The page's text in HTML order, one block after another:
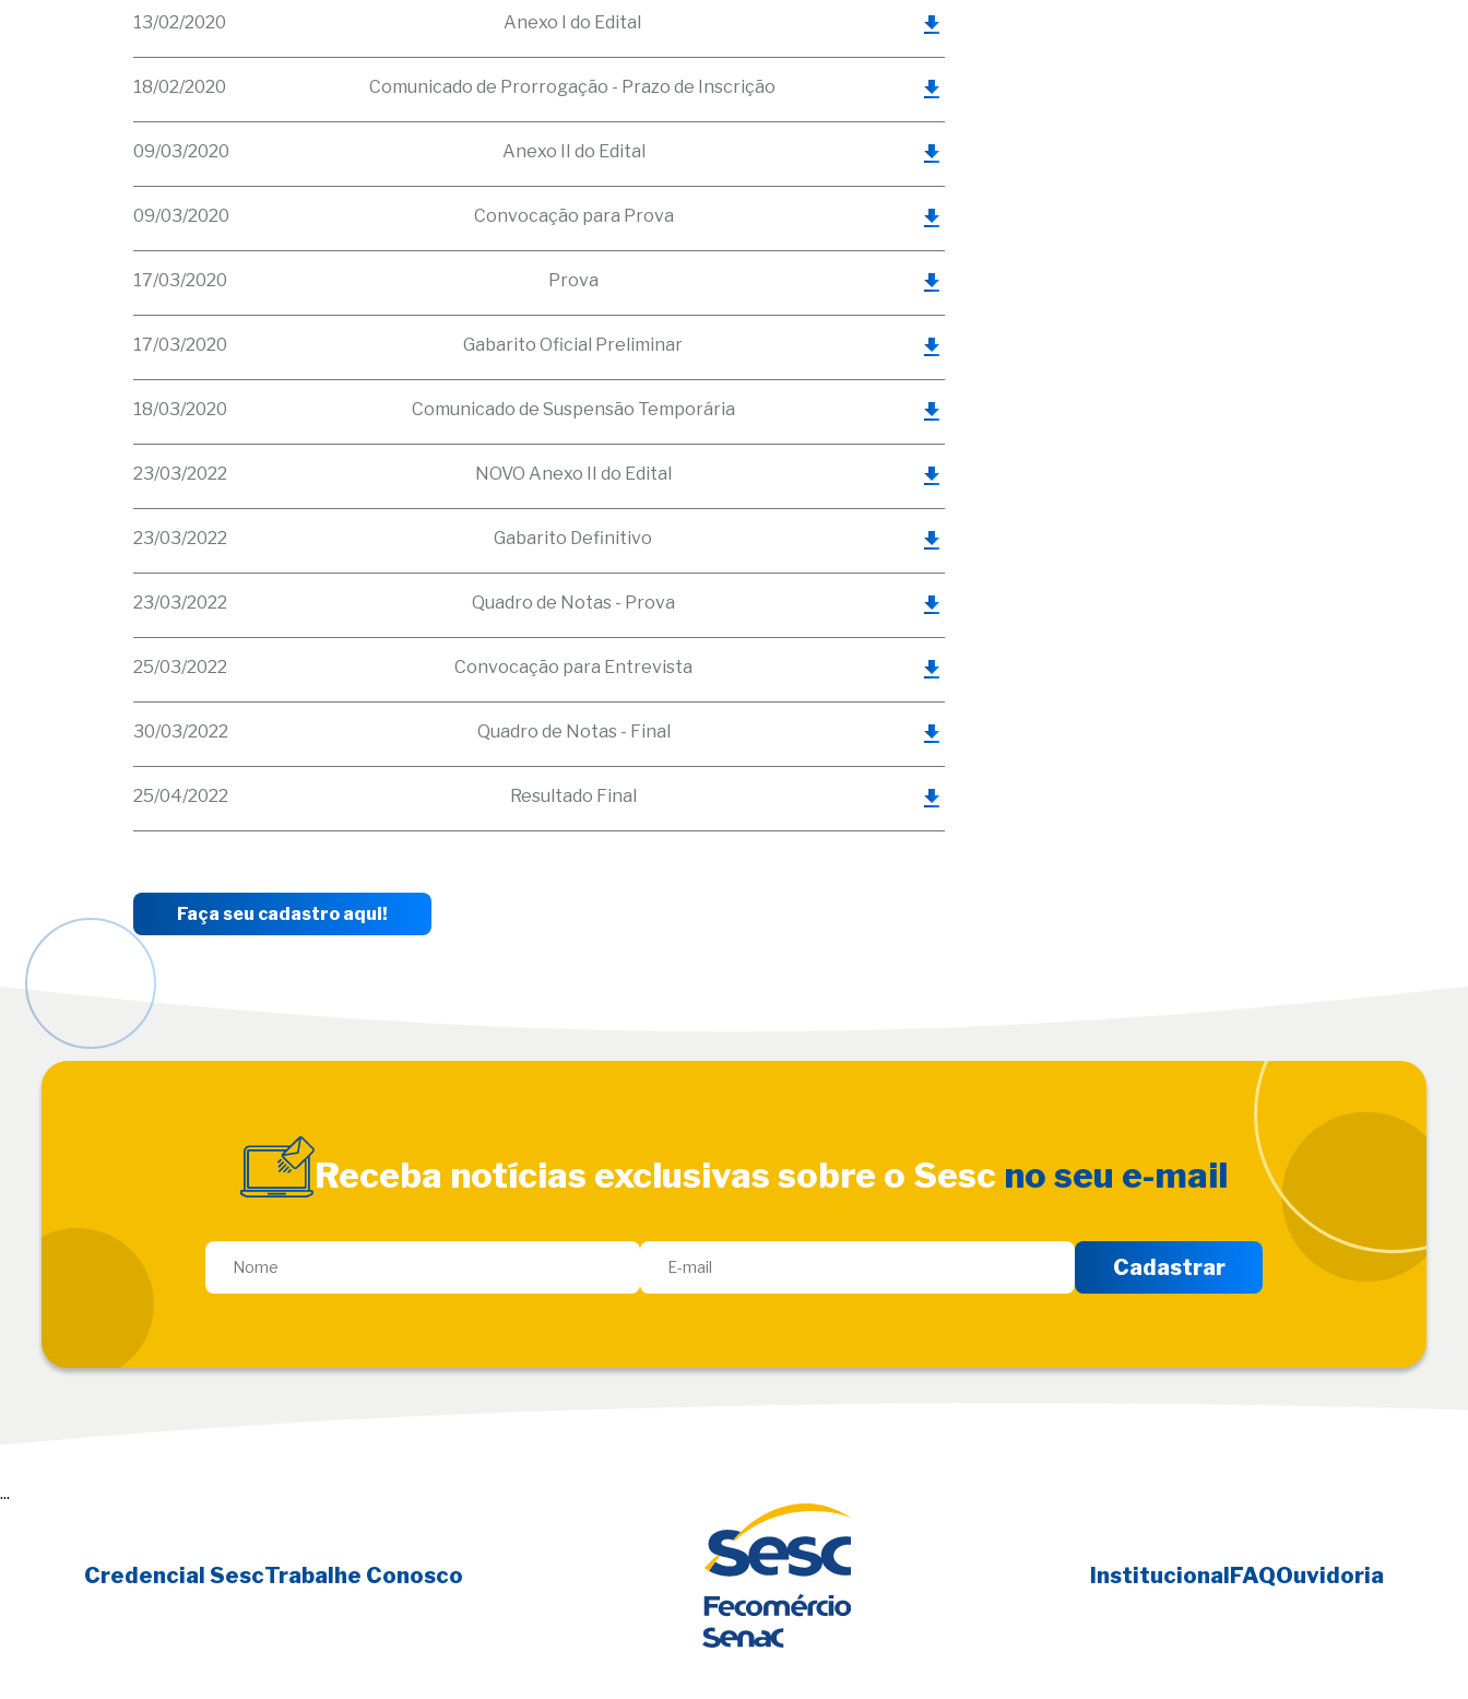
13/02/2020 Anexo I do Edital
18/02/2020 Comunicado de Prorrogação - Prazo de Inscrição
09/03/2020 Anexo II do Edital
09/03/2020 Convocação para Prova
17/03/2020 Prova
17/03/2020 Gabarito Oficial Preliminar
18/03/2020 Comunicado de Suspensão Temporária
23/03/2022 NOVO Anexo II do Edital
23/03/2022 Gabarito Definitivo
23/03/2022 Quadro de Notas - Prova
25/03/2022 Convocação para Entrevista
30/03/2022 Quadro de Notas - Final
25/04/2022 Resultado Final
Faça seu cadastro aqui!
Receba notícias exclusivas sobre o Sesc no seu e-mail
...
Credencial SescTrabalhe Conosco InstitucionalFAQOuvidoria